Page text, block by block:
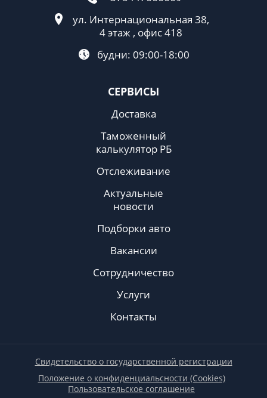
СЕРВИСЫ
Доставка
Таможенный
калькулятор РБ
Отслеживание
Актуальные
новости
Подборки авто
Вакансии
Сотрудничество
Услуги
Контакты
ул. Интернациональная 38,
4 этаж , офис 418
будни: 09:00-18:00
Пользовательское соглашение
Положение о конфиденциальсности (Cookies)
Свидетельство о государственной регистрации